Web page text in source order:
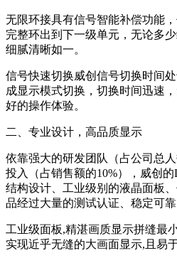
无限环接具有信号智能补偿功能
完整环出到下一级单元，无论多
细腻清晰如一。
信号快速切换威创信号切换时间
成显示模式切换，切换时间迅速
好的操作体验。
二、专业设计，高品质显示
依靠强大的研发团队（占公司总
投入（占销售额的10%），威创
结构设计、工业级别的液晶面板
品经过大量的测试认证、稳定可靠
工业级面板,精湛画质显示拼缝最
实现近乎无缝的大画面显示,且易